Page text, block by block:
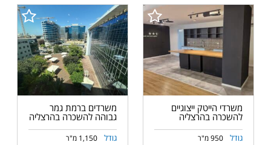
משרדי הייטק ייצוגיים
להשכרה בהרצליה
גודל 950 מ"ר
משרדים ברמת גמר
גבוהה להשכרה בהרצליה
גודל 1,150 מ"ר